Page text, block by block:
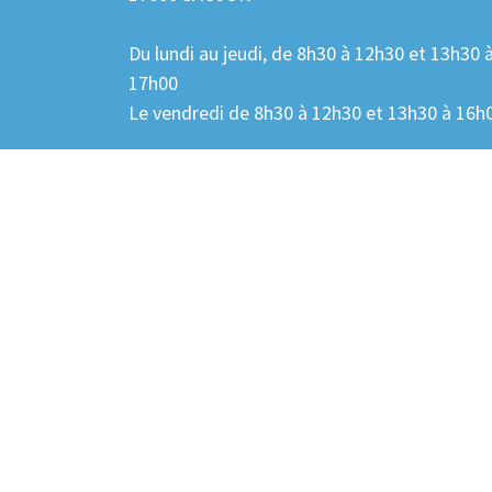
Du lundi au jeudi, de 8h30 à 12h30 et 13h30
17h00
Le vendredi de 8h30 à 12h30 et 13h30 à